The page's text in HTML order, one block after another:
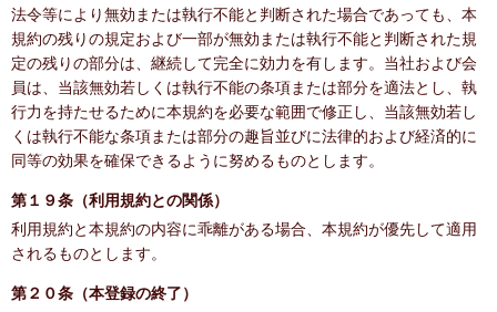
法令等により無効または執行不能と判断された場合であっても、本
規約の残りの規定および一部が無効または執行不能と判断された規
定の残りの部分は、継続して完全に効力を有します。当社および会
員は、当該無効若しくは執行不能の条項または部分を適法とし、執
行力を持たせるために本規約を必要な範囲で修正し、当該無効若し
くは執行不能な条項または部分の趣旨並びに法律的および経済的に
同等の効果を確保できるように努めるものとします。
第１９条（利用規約との関係）
利用規約と本規約の内容に乖離がある場合、本規約が優先して適用
されるものとします。
第２０条（本登録の終了）